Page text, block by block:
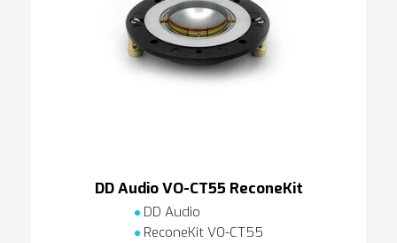
DD Audio VO-CT55 ReconeKit
DD Audio
ReconeKit VO-CT55